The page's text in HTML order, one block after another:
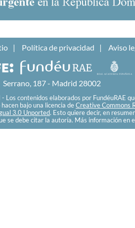
Política de privacidad Aviso
Serrano, 187 - Madrid 28002
Los contenidos elaborados por FundéuRAE
bajo una licencia de Creative Commons
3.0 Unported. Esto quiere decir, en
se debe citar la autoría. Más información en